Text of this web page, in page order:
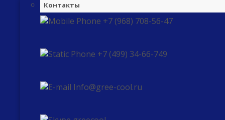
Контакты
+7 (968) 708-56-47
+7 (499) 34-66-749
Info@gree-cool.ru